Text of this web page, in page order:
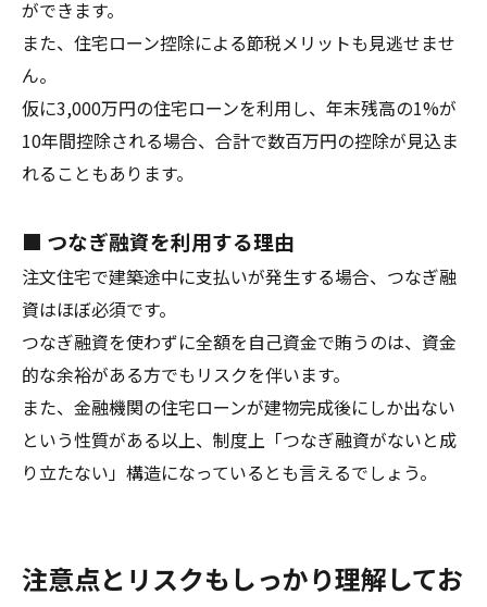
ができます。
また、住宅ローン控除による節税メリットも見逃せませ
ん。
仮に3,000万円の住宅ローンを利用し、年末残高の1%が
10年間控除される場合、合計で数百万円の控除が見込ま
れることもあります。
■ つなぎ融資を利用する理由
注文住宅で建築途中に支払いが発生する場合、つなぎ融
資はほぼ必須です。
つなぎ融資を使わずに全額を自己資金で賄うのは、資金
的な余裕がある方でもリスクを伴います。
また、金融機関の住宅ローンが建物完成後にしか出ない
という性質がある以上、制度上「つなぎ融資がないと成
り立たない」構造になっているとも言えるでしょう。
注意点とリスクもしっかり理解してお